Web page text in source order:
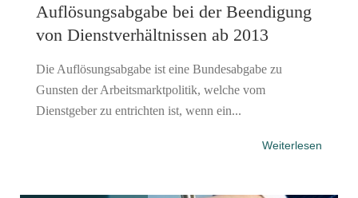
Auflösungsabgabe bei der Beendigung
von Dienstverhältnissen ab 2013
Die Auflösungsabgabe ist eine Bundesabgabe zu
Gunsten der Arbeitsmarktpolitik, welche vom
Dienstgeber zu entrichten ist, wenn ein...
Weiterlesen